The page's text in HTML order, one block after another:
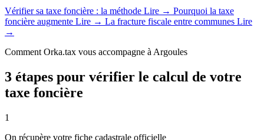
Vérifier sa taxe foncière : la méthode Lire → Pourquoi la taxe
foncière augmente Lire → La fracture fiscale entre communes Lire
→
Comment Orka.tax vous accompagne à Argoules
3 étapes pour vérifier le calcul de votre
taxe foncière
1
On récupère votre fiche cadastrale officielle